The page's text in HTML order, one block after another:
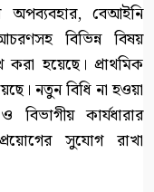
অপব্যবহার, বেআইনি
বিভিন্ন বিষয়
করা হয়েছে। প্রাথমিক
নতুন বিধি না হওয়া
বিভাগীয় কার্যধারার
সুযোগ রাখা